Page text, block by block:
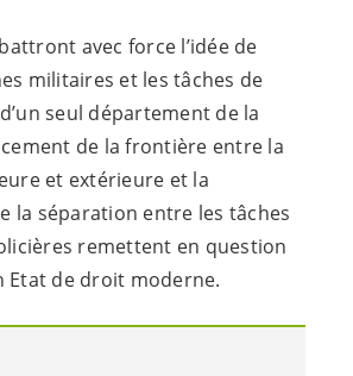
avec force l’idée de
militaires et les tâches de
seul département de la
de la frontière entre la
et extérieure et la
la séparation entre les tâches
remettent en question
Etat de droit moderne.